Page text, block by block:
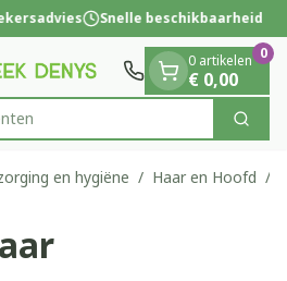
Snelle beschikbaarheid
Zoek
0 artikelen
€ 0,00
0
en hygiëne / Haar en Hoofd /